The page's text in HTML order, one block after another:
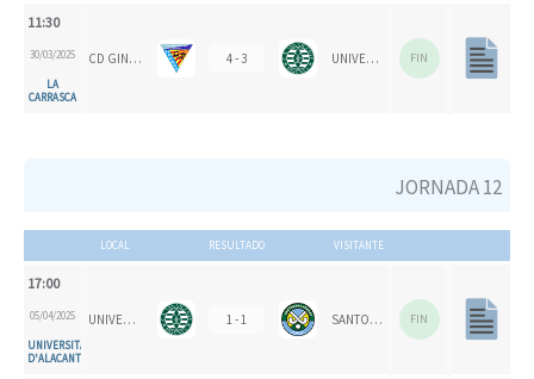
11:30
30/03/2025
LA
CARRASCA
CD GINER DE LOS RÍOS 4 - 3 UNIVERSITAT D'ALACANT - SAN VICENTE B FIN
JORNADA 12
LOCAL RESULTADO VISITANTE
17:00
05/04/2025
UNIVERSITAT
D'ALACANT
UNIVERSITAT D'ALACANT - SAN VICENTE B 1 - 1 SANTOMERA HC FIN